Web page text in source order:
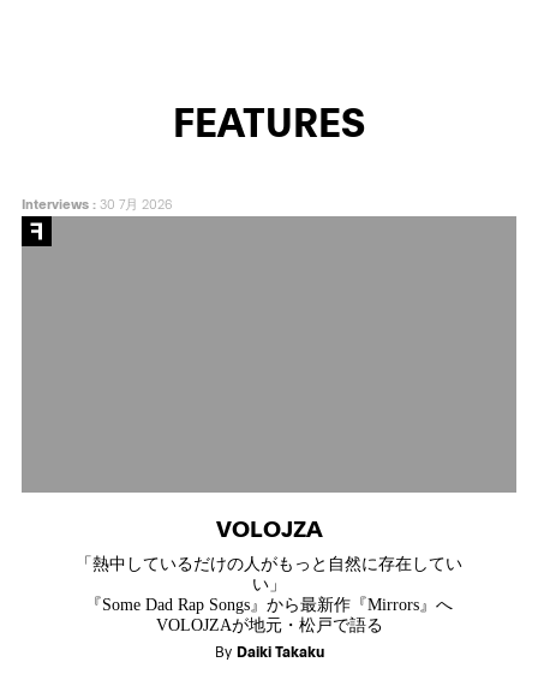
FEATURES
Interviews:30 7月 2026
VOLOJZA
「熱中しているだけの人がもっと自然に存在してい
い」
『Some Dad Rap Songs』から最新作『Mirrors』へ
VOLOJZAが地元・松戸で語る
By Daiki Takaku